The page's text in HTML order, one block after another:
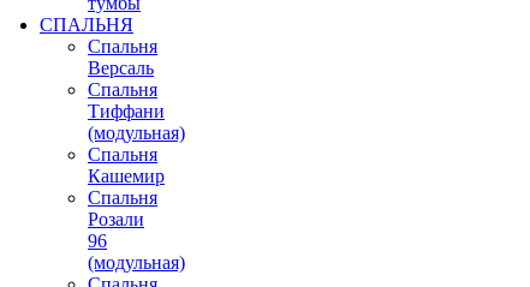
СПАЛЬНЯ
Спальня
Версаль
Спальня
Тиффани
(модульная)
Спальня
Кашемир
Спальня
Розали
96
(модульная)